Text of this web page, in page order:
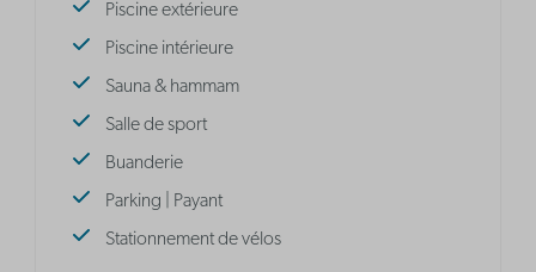
Piscine extérieure
Piscine intérieure
Sauna & hammam
Salle de sport
Buanderie
Parking | Payant
Stationnement de vélos